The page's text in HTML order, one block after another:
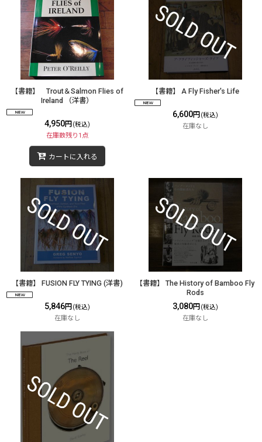
【書籍】 Trout＆Salmon Flies of
Ireland （洋書）
4,950円 (税込)
在庫数残り1点
カートに入れる
【書籍】 A Fly Fisher's Life
6,600円 (税込)
在庫なし
【書籍】 FUSION FLY TYING (洋書)
5,846円 (税込)
在庫なし
【書籍】 The History of Bamboo Fly
Rods
3,080円 (税込)
在庫なし